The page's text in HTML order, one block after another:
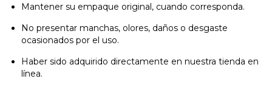
Mantener su empaque original, cuando corresponda.
No presentar manchas, olores, daños o desgaste
ocasionados por el uso.
Haber sido adquirido directamente en nuestra tienda en
línea.